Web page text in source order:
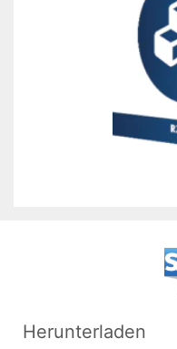
Herunterladen